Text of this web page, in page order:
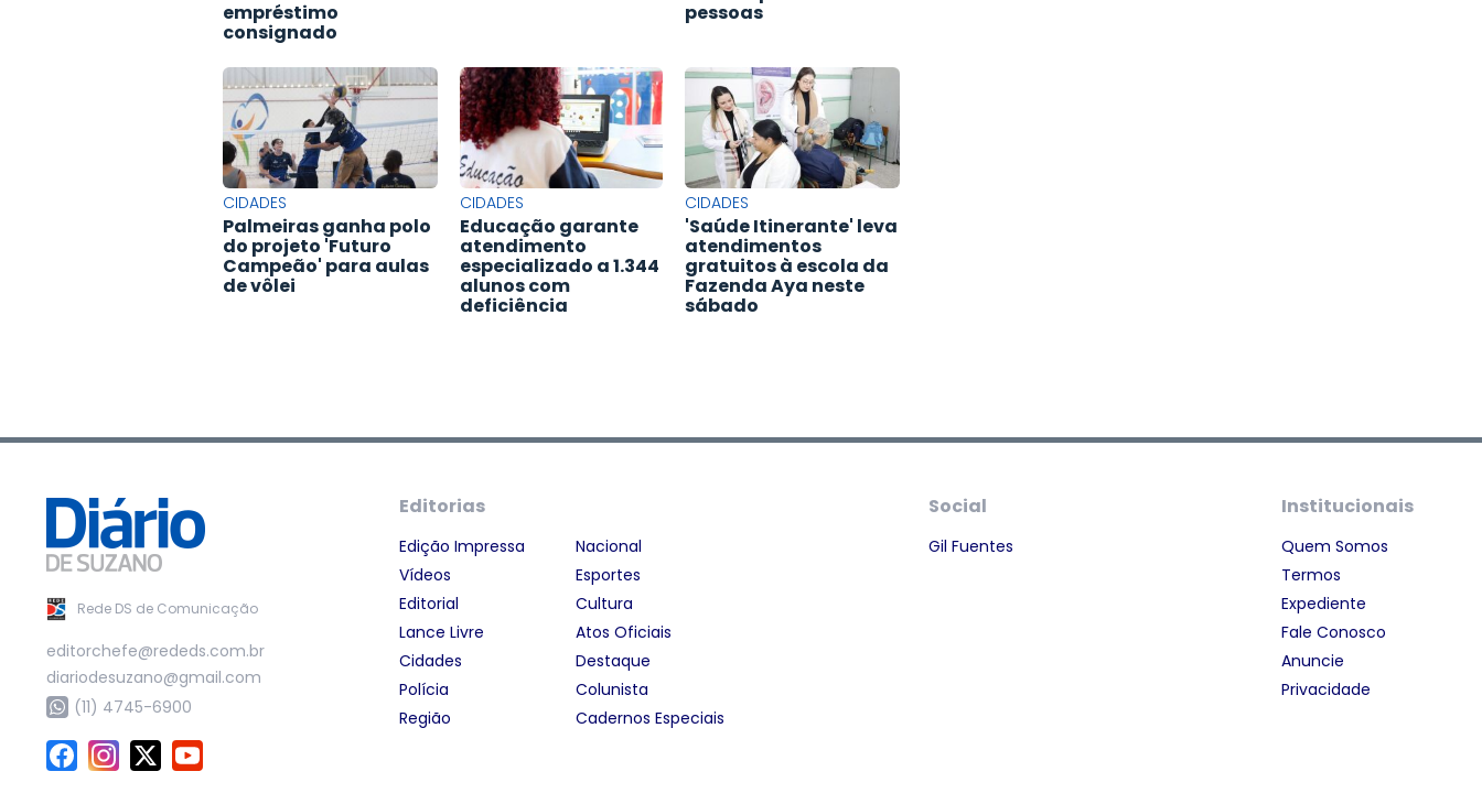
empréstimo
consignado
pessoas
CIDADES
Palmeiras ganha polo
do projeto 'Futuro
Campeão' para aulas
de vôlei
CIDADES
Educação garante
atendimento
especializado a 1.344
alunos com
deficiência
CIDADES
'Saúde Itinerante' leva
atendimentos
gratuitos à escola da
Fazenda Aya neste
sábado
Rede DS de Comunicação
editorchefe@rededs.com.br
diariodesuzano@gmail.com
(11) 4745-6900
Editorias
Edição Impressa
Vídeos
Editorial
Lance Livre
Cidades
Polícia
Região
Nacional
Esportes
Cultura
Atos Oficiais
Destaque
Colunista
Cadernos Especiais
Social
Gil Fuentes
Institucionais
Quem Somos
Termos
Expediente
Fale Conosco
Anuncie
Privacidade